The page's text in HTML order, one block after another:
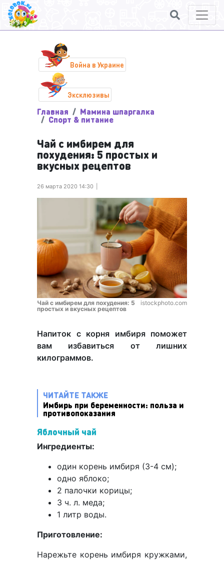
Война в Украине
Эксклюзивы
Главная Мамина шпаргалка
Спорт & питание
Чай с имбирем для
похудения: 5 простых и
вкусных рецептов
26 марта 2020 14:30
Чай с имбирем для похудения: 5
простых и вкусных рецептов
istockphoto.com
Напиток с корня имбиря поможет
вам избавиться от лишних
килограммов.
ЧИТАЙТЕ ТАКЖЕ
Имбирь при беременности: польза и
противопоказания
Яблочный чай
Ингредиенты:
один корень имбиря (3-4 см);
одно яблоко;
2 палочки корицы;
3 ч. л. меда;
1 литр воды.
Приготовление:
Нарежьте корень имбиря кружками,